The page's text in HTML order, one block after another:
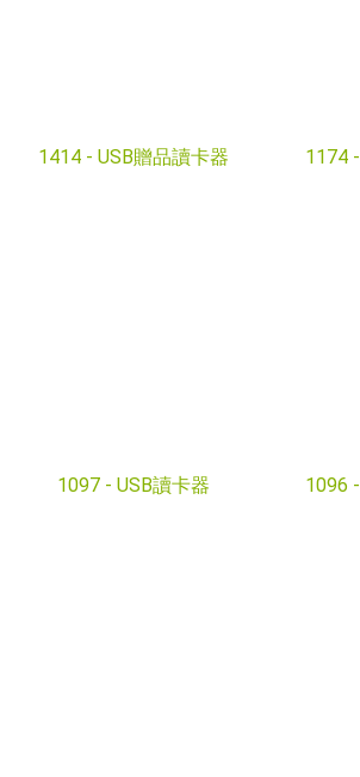
1414 - USB贈品讀卡器 1174 -
1097 - USB讀卡器 1096 -